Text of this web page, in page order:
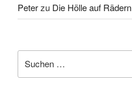
Peterzu Die Hölle auf Rädern
nach: